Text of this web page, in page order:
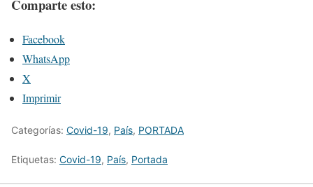
Comparte esto:
Facebook
WhatsApp
X
Imprimir
Categorías: Covid-19, País, PORTADA
Etiquetas: Covid-19, País, Portada